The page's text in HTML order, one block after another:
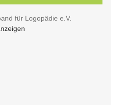
für Logopädie e.V.